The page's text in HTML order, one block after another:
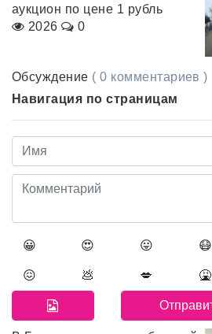
аукцион по цене 1 рубль
2026
0
Обсуждение ( 0 комментариев )
Навигация по страницам
😀 😍 😛 😷
😖 💩 💋 🤮